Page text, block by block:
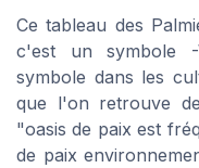
Ce tableau des
c'est un symbole -
symbole dans les
que l'on retrouve
"oasis de paix est
de paix